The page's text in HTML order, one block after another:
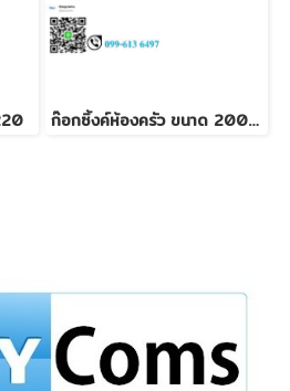
ก๊อกซิ้งค์ห้องครัว ขนาด 200 mm